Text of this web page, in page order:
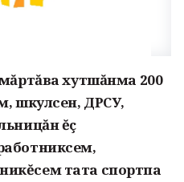
хутшăнма 200
шкулсен, ДРСУ,
ĕç
тата спортпа